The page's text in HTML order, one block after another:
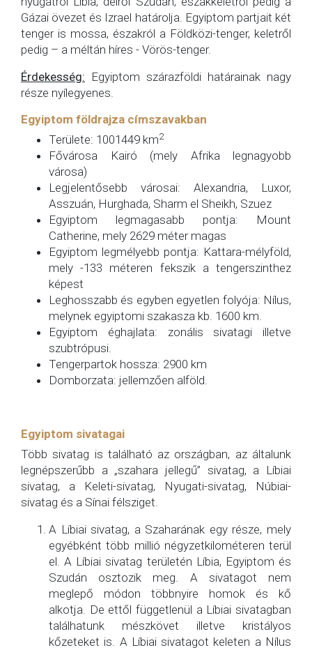
Gázai övezet és Izrael határolja. Egyiptom partjait két
tenger is mossa, északról a Földközi-tenger, keletről
pedig – a méltán híres - Vörös-tenger.
Érdekesség: Egyiptom szárazföldi határainak nagy
része nyílegyenes.
Egyiptom földrajza címszavakban
Területe: 1001449 km2
Fővárosa Kairó (mely Afrika legnagyobb
városa)
Legjelentősebb városai: Alexandria, Luxor,
Asszuán, Hurghada, Sharm el Sheikh, Szuez
Egyiptom legmagasabb pontja: Mount
Catherine, mely 2629 méter magas
Egyiptom legmélyebb pontja: Kattara-mélyföld,
mely -133 méteren fekszik a tengerszinthez
képest
Leghosszabb és egyben egyetlen folyója: Nílus,
melynek egyiptomi szakasza kb. 1600 km.
Egyiptom éghajlata: zonális sivatagi illetve
szubtrópusi.
Tengerpartok hossza: 2900 km
Domborzata: jellemzően alföld.
Egyiptom sivatagai
Több sivatag is található az országban, az általunk
legnépszerűbb a „szahara jellegű” sivatag, a Líbiai
sivatag, a Keleti-sivatag, Nyugati-sivatag, Núbiai-
sivatag és a Sínai félsziget.
A Líbiai sivatag, a Szaharának egy része, mely
egyébként több millió négyzetkilométeren terül
el. A Líbiai sivatag területén Líbia, Egyiptom és
Szudán osztozik meg. A sivatagot nem
meglepő módon többnyire homok és kő
alkotja. De ettől függetlenül a Líbiai sivatagban
találhatunk mészkövet illetve kristályos
kőzeteket is. A Líbiai sivatagot keleten a Nílus